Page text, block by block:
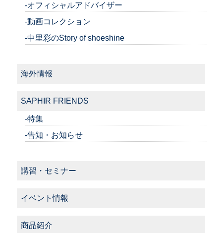
-オフィシャルアドバイザー
-動画コレクション
-中里彩のStory of shoeshine
海外情報
SAPHIR FRIENDS
-特集
-告知・お知らせ
講習・セミナー
イベント情報
商品紹介